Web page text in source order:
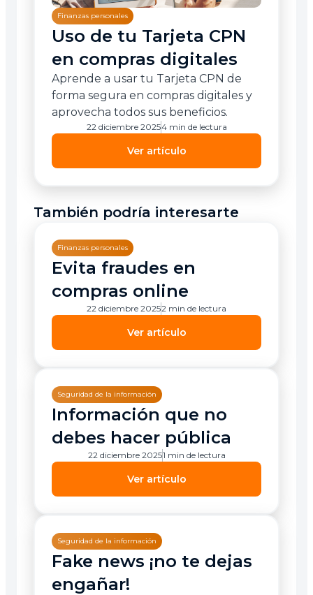
Finanzas personales
Uso de tu Tarjeta CPN
en compras digitales
Aprende a usar tu Tarjeta CPN de
forma segura en compras digitales y
aprovecha todos sus beneficios.
Ver artículo
22 diciembre 20254 min de lectura
También podría interesarte
Finanzas personales
Evita fraudes en
compras online
Ver artículo
22 diciembre 20252 min de lectura
Seguridad de la información
Información que no
debes hacer pública
Ver artículo
22 diciembre 20251 min de lectura
Seguridad de la información
Fake news ¡no te dejas
engañar!